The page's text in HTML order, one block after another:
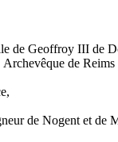
de Geoffroy III de
de
de Nogent et de